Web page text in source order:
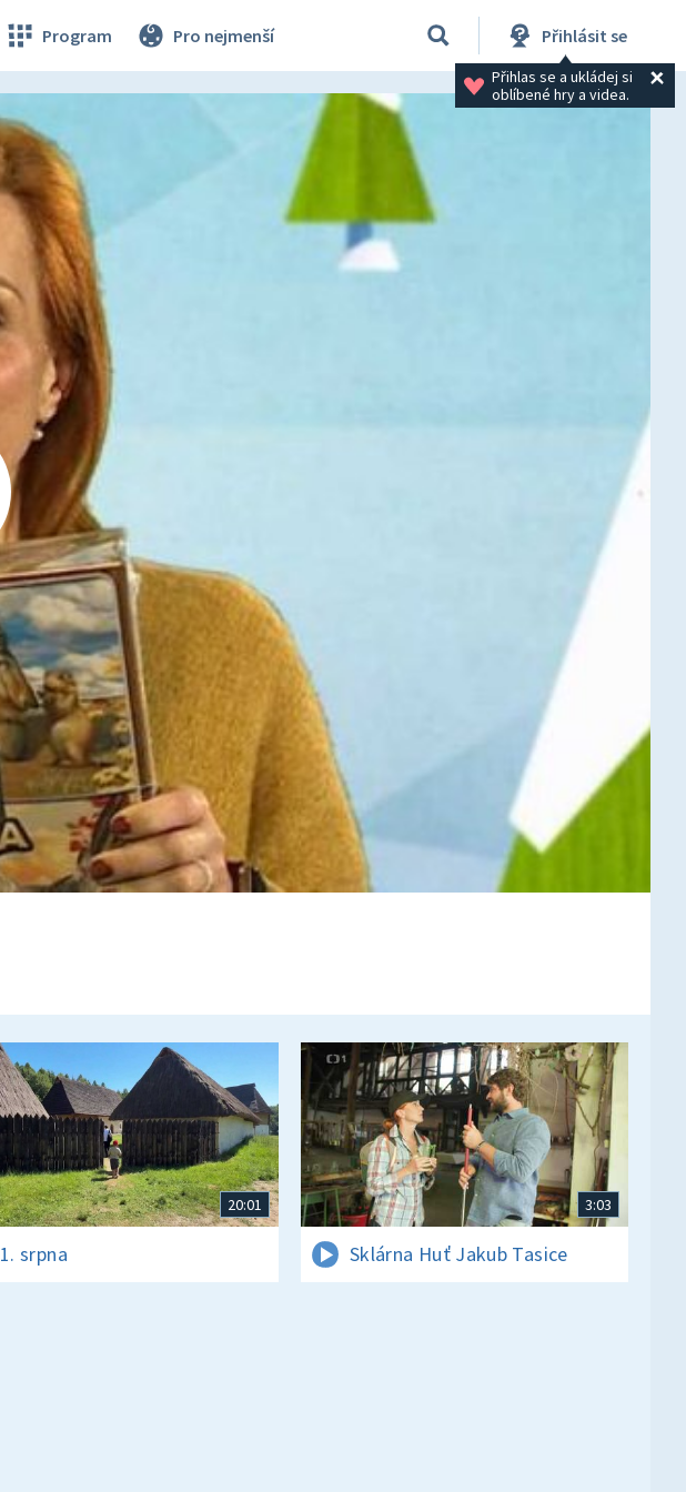
Program Pro nejmenší Přihlásit se
Přihlas se a ukládej si
oblíbené hry a videa.
20:01
1. srpna
3:03
Sklárna Huť Jakub Tasice